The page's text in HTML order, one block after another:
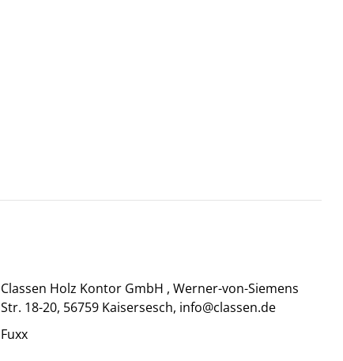
Classen Holz Kontor GmbH , Werner-von-Siemens
Str. 18-20, 56759 Kaisersesch, info@classen.de
Fuxx